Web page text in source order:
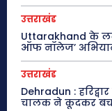
उत्तराखंड
Uttarakhand के
ऑफ नॉलेज’
उत्तराखंड
Dehradun :
चालक ने कूदकर